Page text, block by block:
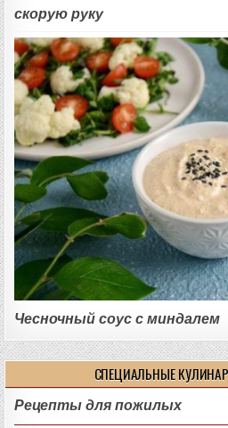
скорую руку
Чесночный соус с миндалем
СПЕЦИАЛЬНЫЕ
Рецепты для пожилых